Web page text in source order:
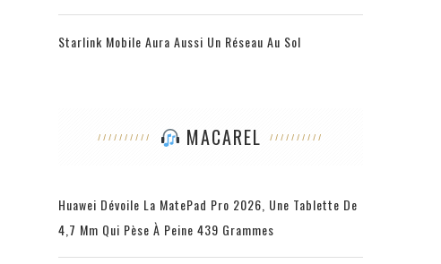
Starlink Mobile Aura Aussi Un Réseau Au Sol
MACAREL
Huawei Dévoile La MatePad Pro 2026, Une Tablette De
4,7 Mm Qui Pèse À Peine 439 Grammes